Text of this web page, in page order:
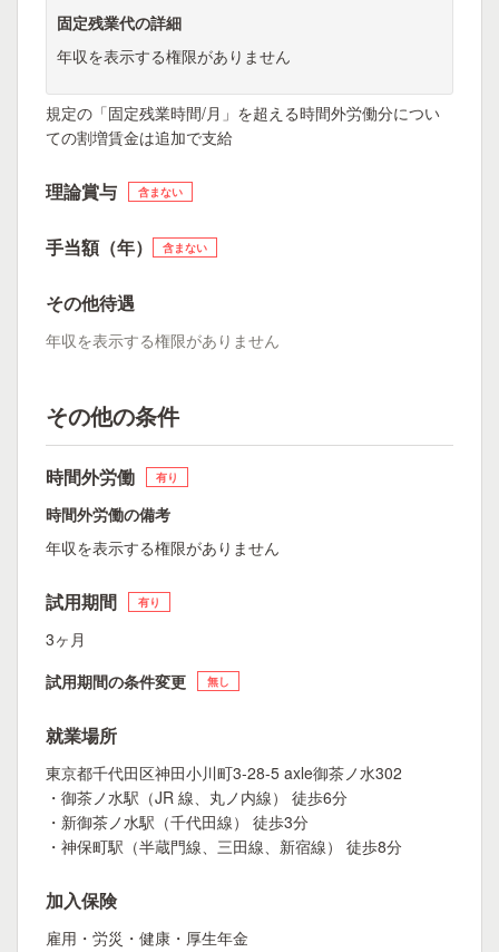
固定残業代の詳細
年収を表示する権限がありません
規定の「固定残業時間/月」を超える時間外労働分につい
ての割増賃金は追加で支給
理論賞与 含まない
手当額（年） 含まない
その他待遇
年収を表示する権限がありません
その他の条件
時間外労働 有り
時間外労働の備考
年収を表示する権限がありません
試用期間 有り
3ヶ月
試用期間の条件変更
無し
就業場所
東京都千代田区神田小川町3-28-5 axle御茶ノ水302
・御茶ノ水駅（JR 線、丸ノ内線） 徒歩6分
・新御茶ノ水駅（千代田線） 徒歩3分
・神保町駅（半蔵門線、三田線、新宿線） 徒歩8分
加入保険
雇用・労災・健康・厚生年金